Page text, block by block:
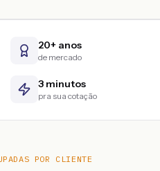
20+ anos
de mercado
3 minutos
pra sua cotação
POR CLIENTE